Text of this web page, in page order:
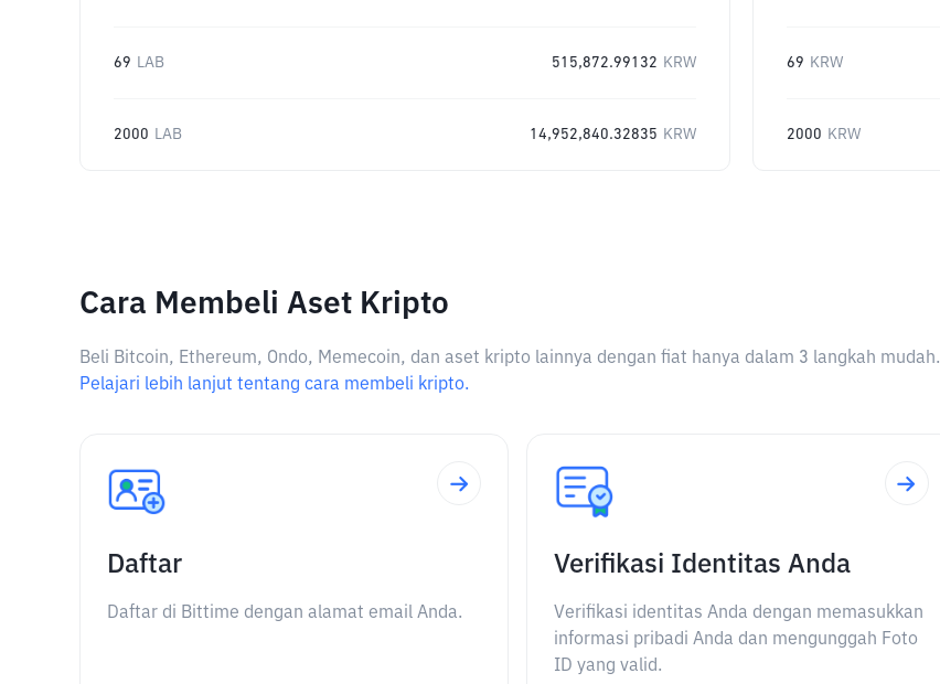
69 LAB 515,872.99132 KRW
2000 LAB 14,952,840.32835 KRW
69 KRW
2000 KRW
Cara Membeli Aset Kripto
Beli Bitcoin, Ethereum, Ondo, Memecoin, dan aset kripto lainnya dengan fiat hanya dalam 3 langkah mudah.
Pelajari lebih lanjut tentang cara membeli kripto.
Daftar
Daftar di Bittime dengan alamat email Anda.
Verifikasi Identitas Anda
Verifikasi identitas Anda dengan memasukkan
informasi pribadi Anda dan mengunggah Foto
ID yang valid.